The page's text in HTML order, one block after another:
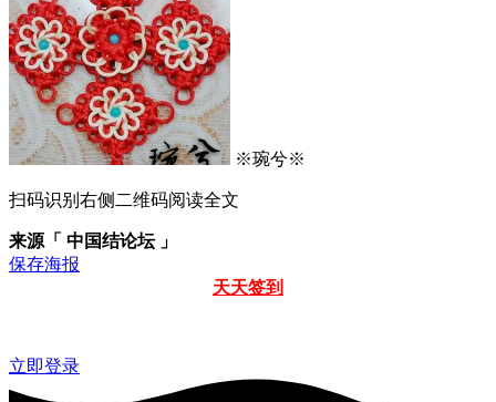
※琬兮※
扫码识别右侧二维码阅读全文
来源「 中国结论坛 」
保存海报
天天签到
立即登录